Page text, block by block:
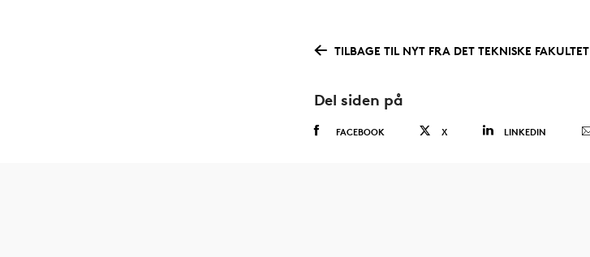
TILBAGE TIL NYT FRA DET TEKNISKE FAKULTET
Del siden på
FACEBOOK X LINKEDIN